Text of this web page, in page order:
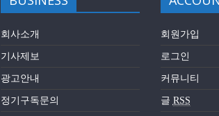
회사소개
기사제보
광고안내
정기구독문의
회원가입
로그인
커뮤니티
글 RSS